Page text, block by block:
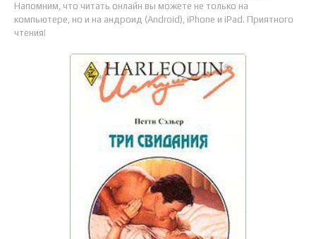
Напомним, что читать онлайн вы можете не только на
компьютере, но и на андроид (Android), iPhone и iPad. Приятного
чтения!